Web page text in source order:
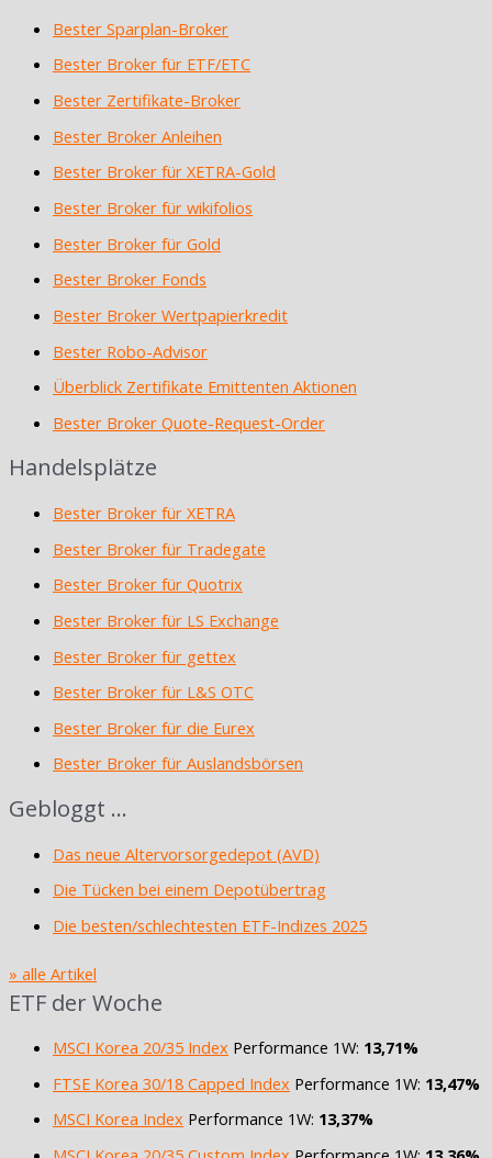
Bester Sparplan-Broker
Bester Broker für ETF/ETC
Bester Zertifikate-Broker
Bester Broker Anleihen
Bester Broker für XETRA-Gold
Bester Broker für wikifolios
Bester Broker für Gold
Bester Broker Fonds
Bester Broker Wertpapierkredit
Bester Robo-Advisor
Überblick Zertifikate Emittenten Aktionen
Bester Broker Quote-Request-Order
Handelsplätze
Bester Broker für XETRA
Bester Broker für Tradegate
Bester Broker für Quotrix
Bester Broker für LS Exchange
Bester Broker für gettex
Bester Broker für L&S OTC
Bester Broker für die Eurex
Bester Broker für Auslandsbörsen
Gebloggt …
Das neue Altervorsorgedepot (AVD)
Die Tücken bei einem Depotübertrag
Die besten/schlechtesten ETF-Indizes 2025
» alle Artikel
ETF der Woche
MSCI Korea 20/35 Index Performance 1W: 13,71%
FTSE Korea 30/18 Capped Index Performance 1W: 13,47%
MSCI Korea Index Performance 1W: 13,37%